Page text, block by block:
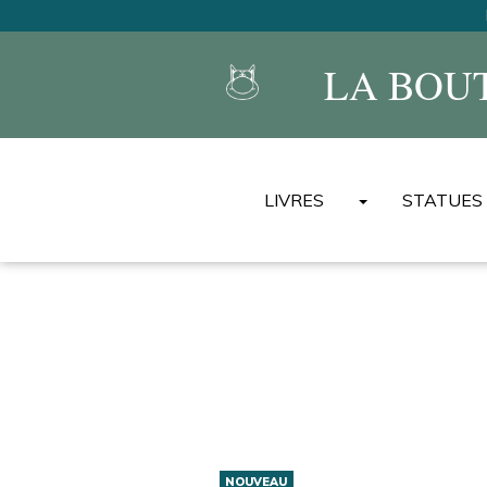
LA
LIVRES
ALBUMS DU CHAT
AUTRES LANGUES
STATUES
NOUVEAU